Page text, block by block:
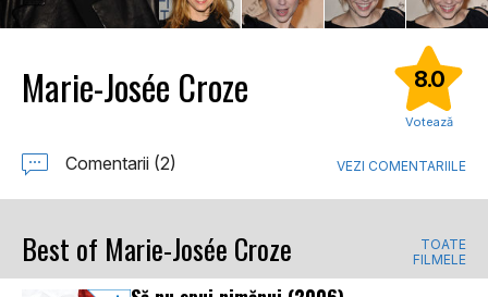
Marie-Josée Croze 8.0
Votează
Comentarii (2) VEZI COMENTARIILE
Best of Marie-Josée Croze
TOATE
FILMELE